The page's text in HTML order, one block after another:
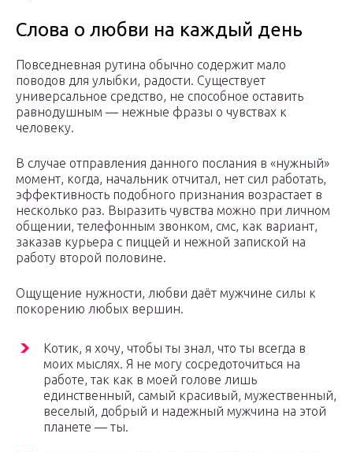
Слова о любви на каждый день
Повседневная рутина обычно содержит мало
поводов для улыбки, радости. Существует
универсальное средство, не способное оставить
равнодушным — нежные фразы о чувствах к
человеку.
В случае отправления данного послания в «нужный»
момент, когда, начальник отчитал, нет сил работать,
эффективность подобного признания возрастает в
несколько раз. Выразить чувства можно при личном
общении, телефонным звонком, смс, как вариант,
заказав курьера с пиццей и нежной запиской на
работу второй половине.
Ощущение нужности, любви даёт мужчине силы к
покорению любых вершин.
Котик, я хочу, чтобы ты знал, что ты всегда в
моих мыслях. Я не могу сосредоточиться на
работе, так как в моей голове лишь
единственный, самый красивый, мужественный,
веселый, добрый и надежный мужчина на этой
планете — ты.